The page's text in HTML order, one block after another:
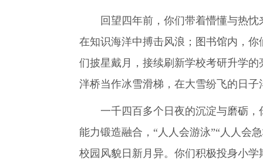
回望四年前，你们带着懵懂与热忱
在知识海洋中搏击风浪；图书馆内，
们披星戴月，接续刷新学校考研升学
泮桥当作冰雪滑梯，在大雪纷飞的日
一千四百多个日夜的沉淀与磨砺，
能力锻造融合，“人人会游泳”“人人会
校园风貌日新月异。你们积极投身小